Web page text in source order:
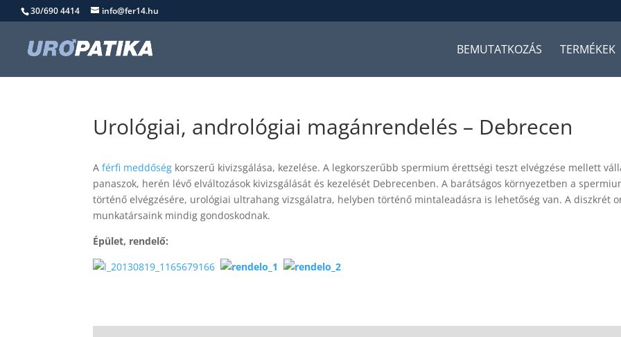
30/690 4414 info@fer14.hu
BEMUTATKOZÁS TERMÉKEK
Urológiai, andrológiai magánrendelés – Debrecen
Aférfi meddőség korszerű kivizsgálása, kezelése. A legkorszerűbb spermium érettségi teszt elvégzése mellett
panaszok, herén lévő elváltozások kivizsgálását és kezelését Debrecenben. A barátságos környezetben a
történő elvégzésére, urológiai ultrahang vizsgálatra, helyben történő mintaleadásra is lehetőség van. A diszkrét
munkatársaink mindig gondoskodnak.
Épület, rendelő: